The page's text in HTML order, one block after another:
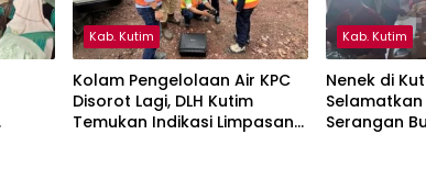
Kab. Kutim
Kolam Pengelolaan Air KPC
Disorot Lagi, DLH Kutim
Temukan Indikasi Limpasan
Kab. Kutim
Nenek di
Serangan